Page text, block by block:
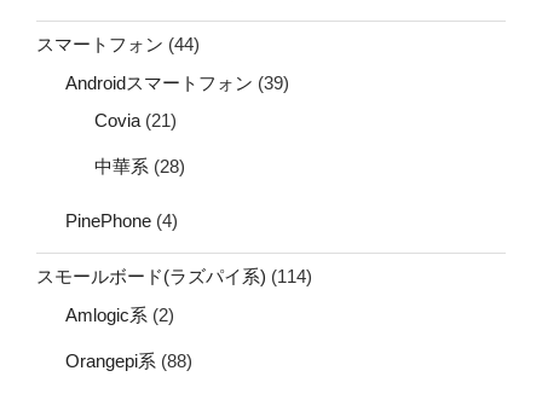
スマートフォン (44)
Androidスマートフォン (39)
Covia (21)
中華系 (28)
PinePhone (4)
スモールボード(ラズパイ系) (114)
Amlogic系 (2)
Orangepi系 (88)